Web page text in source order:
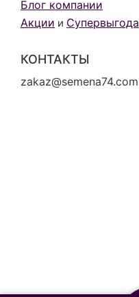
Блог компании
Акции и Супервыгода
КОНТАКТЫ
zakaz@semena74.com